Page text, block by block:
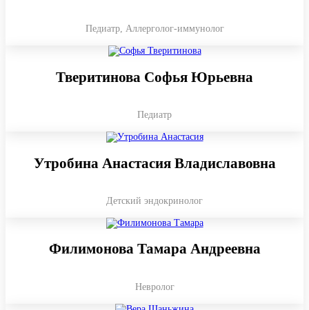
Педиатр, Аллерголог-иммунолог
Тверитинова Софья ​Юрьевна​
Педиатр
Утробина Анастасия Владиславовна
Детский эндокринолог
Филимонова Тамара Андреевна
Невролог